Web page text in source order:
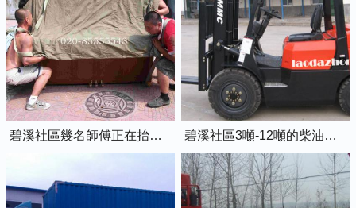
碧溪社區幾名師傅正在抬鋼琴上樓 碧溪社區3噸-12噸的柴油叉車出租